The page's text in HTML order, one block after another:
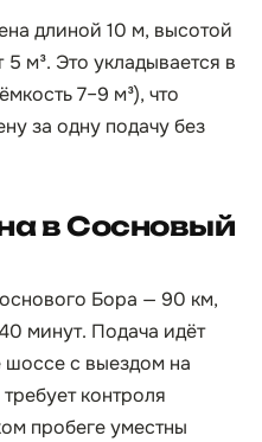
длиной 10 м, высотой
м³. Это укладывается в
7–9 м³), что
за одну подачу без
в Сосновый
Бора — 90 км,
минут. Подача идёт
с выездом на
контроля
пробеге уместны